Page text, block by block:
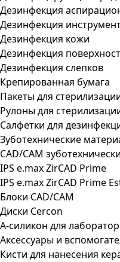
Дезинфекция
Дезинфекция
Дезинфекция кожи
Дезинфекция
Дезинфекция слепков
Крепированная бумага
Пакеты для
Рулоны для
Салфетки для
Зуботехнические
CAD/CAM
IPS e.max ZirCAD Prime
IPS e.max ZirCAD Prime
Блоки CAD/CAM
Диски Cercon
А-силикон для
Аксессуары и
Кисти для нанесения